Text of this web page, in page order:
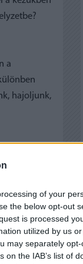
of your
the below opt-out
is processed
utilized by us
may separately
the IAB’s list of
a
hajoljunk,